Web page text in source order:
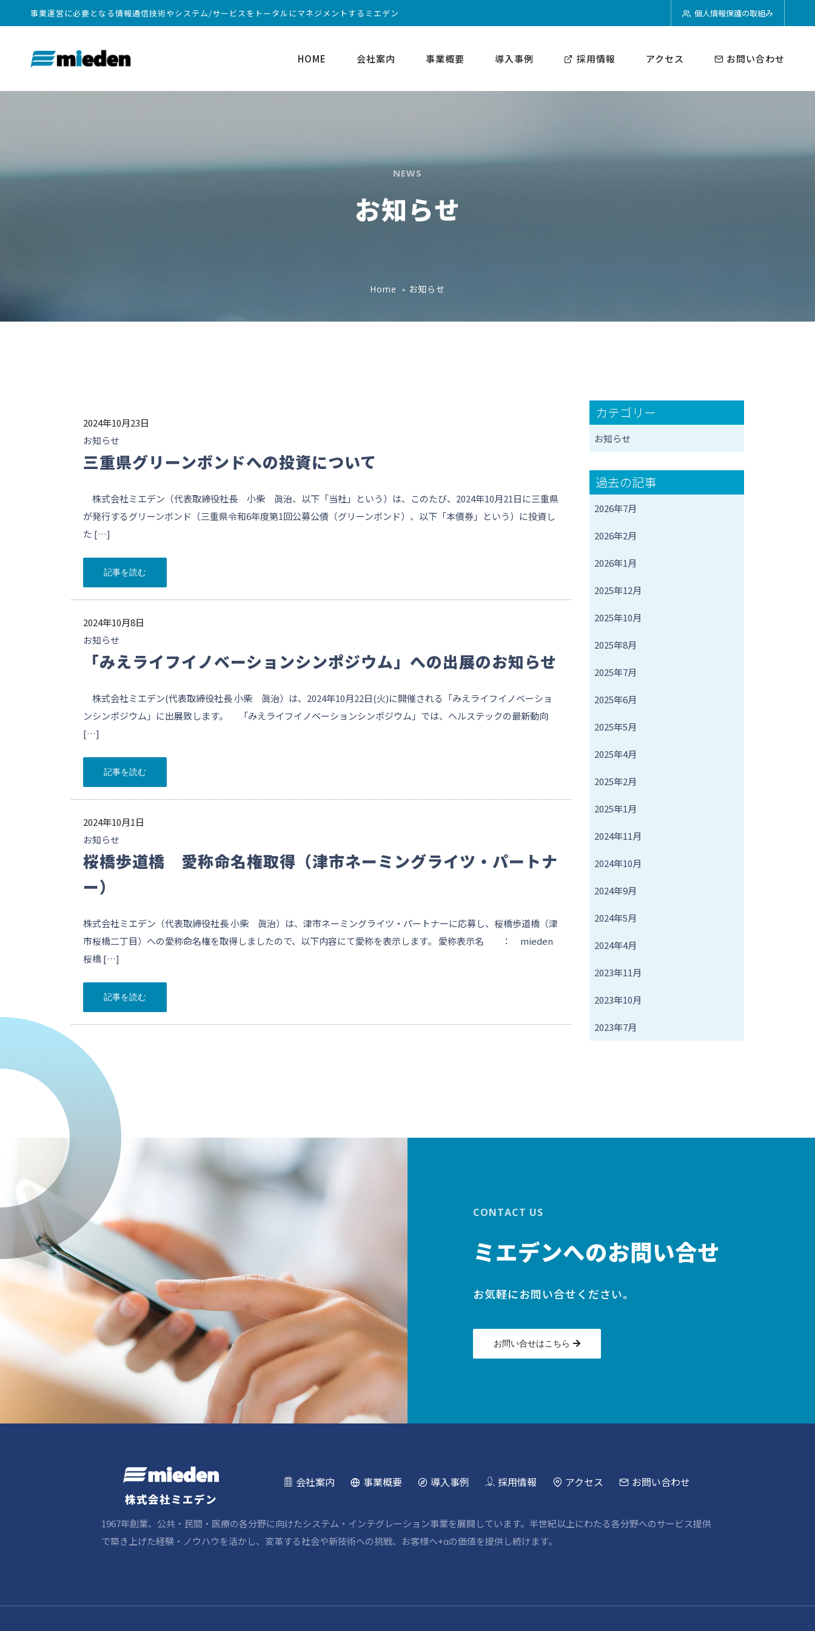
事業運営に必要となる情報通信技術やシステム/サービスをトータルにマネジメントするミエデン 個人情報保護の取組み
HOME 会社案内 事業概要 導入事例 採用情報 アクセス お問い合わせ
NEWS
お知らせ
Home お知らせ
2024年10月23日
お知らせ
三重県グリーンボンドへの投資について
株式会社ミエデン（代表取締役社長 小柴 眞治、以下「当社」という）は、このたび、2024年10月21日に三重県
が発行するグリーンボンド（三重県令和6年度第1回公募公債（グリーンボンド）、以下「本債券」という）に投資し
た […]
記事を読む
2024年10月8日
お知らせ
「みえライフイノベーションシンポジウム」への出展のお知らせ
株式会社ミエデン(代表取締役社長 小柴 眞治）は、2024年10月22日(火)に開催される「みえライフイノベーショ
ンシンポジウム」に出展致します。 「みえライフイノベーションシンポジウム」では、ヘルステックの最新動向
[…]
記事を読む
2024年10月1日
お知らせ
桜橋歩道橋 愛称命名権取得（津市ネーミングライツ・パートナ
ー）
株式会社ミエデン（代表取締役社長 小柴 眞治）は、津市ネーミングライツ・パートナーに応募し、桜橋歩道橋（津
市桜橋二丁目）への愛称命名権を取得しましたので、以下内容にて愛称を表示します。 愛称表示名 ： mieden
桜橋 […]
記事を読む
カテゴリー
お知らせ
過去の記事
2026年7月
2026年2月
2026年1月
2025年12月
2025年10月
2025年8月
2025年7月
2025年6月
2025年5月
2025年4月
2025年2月
2025年1月
2024年11月
2024年10月
2024年9月
2024年5月
2024年4月
2023年11月
2023年10月
2023年7月
CONTACT US
ミエデンへのお問い合せ
お気軽にお問い合せください。
お問い合せはこちら
株式会社ミエデン
会社案内 事業概要 導入事例 採用情報 アクセス お問い合わせ
1967年創業、公共・民間・医療の各分野に向けたシステム・インテグレーション事業を展開しています。半世紀以上にわたる各分野へのサービス提供
で築き上げた経験・ノウハウを活かし、変革する社会や新技術への挑戦、お客様へ+αの価値を提供し続けます。